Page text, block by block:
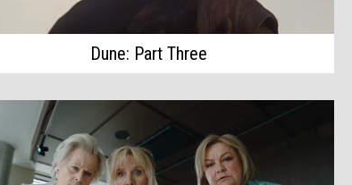
Dune: Part Three